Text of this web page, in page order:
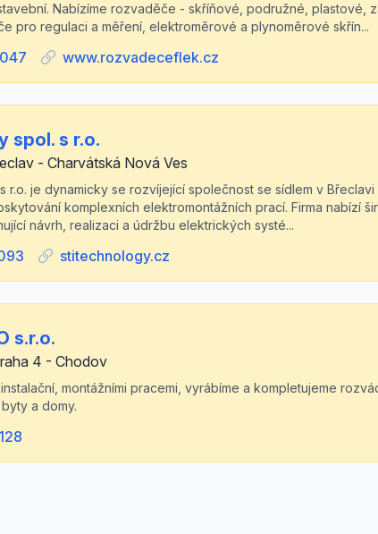
Nabízíme rozvaděče - skříňové, podružné, plastové,
pro regulaci a měření, elektroměrové a plynoměrové skřín...
www.rozvadeceflek.cz
spol. s r.o.
- Charvátská Nová Ves
r.o. je dynamicky se rozvíjející společnost se sídlem v Břeclavi
komplexních elektromontážních prací. Firma nabízí
návrh, realizaci a údržbu elektrických systé...
stitechnology.cz
s.r.o.
4 - Chodov
montážními pracemi, vyrábíme a kompletujeme
a domy.